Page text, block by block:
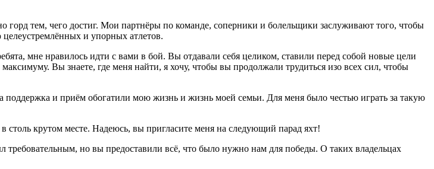
тем, чего достиг. Мои партнёры по команде, соперники и болельщики заслуживают того, чтобы
и упорных атлетов.
мне нравилось идти с вами в бой. Вы отдавали себя целиком, ставили перед собой новые цели
Вы знаете, где меня найти, я хочу, чтобы вы продолжали трудиться изо всех сил, чтобы
поддержка и приём обогатили мою жизнь и жизнь моей семьи. Для меня было честью играть за такую
крутом месте. Надеюсь, вы пригласите меня на следующий парад яхт!
но вы предоставили всё, что было нужно нам для победы. О таких владельцах